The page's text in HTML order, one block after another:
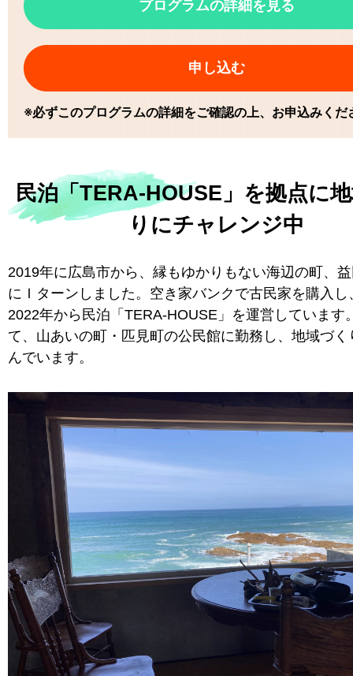
プログラムの詳細を見る
申し込む
※必ずこのプログラムの詳細をご確認の上、お申込みくだ
民泊「TERA-HOUSE」を拠点に
りにチャレンジ中
2019年に広島市から、縁もゆかりもない海辺の町、
にＩターンしました。空き家バンクで古民家を購入し
2022年から民泊「TERA-HOUSE」を運営しています
て、山あいの町・匹見町の公民館に勤務し、地域づく
んでいます。